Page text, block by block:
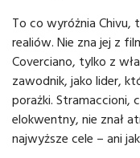
To co wyróżnia Chivu,
realiów. Nie zna jej z
Coverciano, tylko z
zawodnik, jako lider,
porażki. Stramaccioni,
elokwentny, nie znał
najwyższe cele – ani